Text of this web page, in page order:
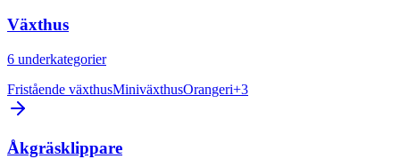
Växthus
6 underkategorier
Fristående växthusMiniväxthusOrangeri+3
Åkgräsklippare